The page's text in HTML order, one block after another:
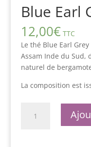
Blue Earl
12,00€ TTC
Le thé Blue Earl
Assam Inde du Sud,
naturel de
La composition est